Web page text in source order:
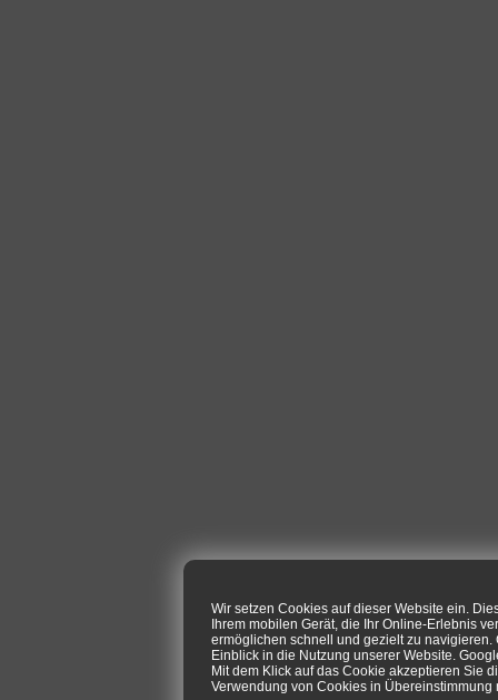
Wir setzen Cookies auf dieser Website ein.
Ihrem mobilen Gerät, die Ihr Online-Erlebnis
ermöglichen schnell und gezielt zu
Einblick in die Nutzung unserer Website.
Mit dem Klick auf das Cookie akzeptieren Sie
Verwendung von Cookies in